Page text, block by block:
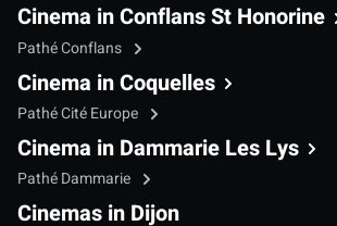
Cinema in Conflans St Honorine
Pathé Conflans
Cinema in Coquelles
Pathé Cité Europe
Cinema in Dammarie Les Lys
Pathé Dammarie
Cinemas in Dijon